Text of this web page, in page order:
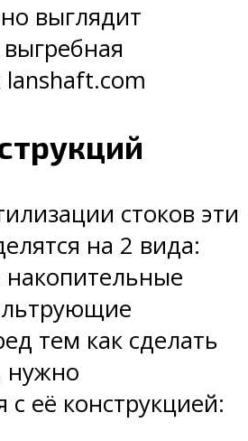
выглядит
стоков эти
на 2 вида:
тем как сделать
нужно
с её конструкцией: